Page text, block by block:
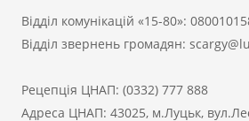
Відділ комунікацій «15-80»:
Відділ звернень громадян:
Рецепція ЦНАП: (0332) 777 888
Адреса ЦНАП: 43025, м.Луцьк,